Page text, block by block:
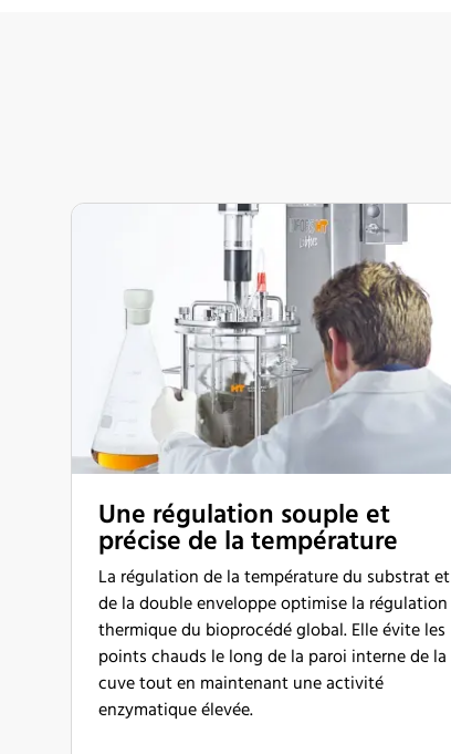
Une régulation souple et
précise de la température
La régulation de la température du substrat et
de la double enveloppe optimise la régulation
thermique du bioprocédé global. Elle évite les
points chauds le long de la paroi interne de la
cuve tout en maintenant une activité
enzymatique élevée.